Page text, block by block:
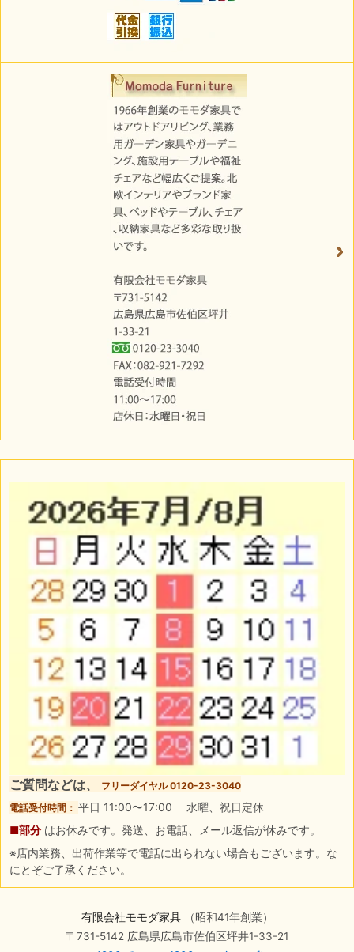
ご質問などは、
フリーダイヤル 0120-23-3040
電話受付時間： 平日 11:00〜17:00 水曜、祝日定休
■部分 はお休みです。発送、お電話、メール返信が休みです。
※店内業務、出荷作業等で電話に出られない場合もございます。な
にとぞご了承ください。
有限会社モモダ家具（昭和41年創業）
〒731-5142 広島県広島市佐伯区坪井1-33-21